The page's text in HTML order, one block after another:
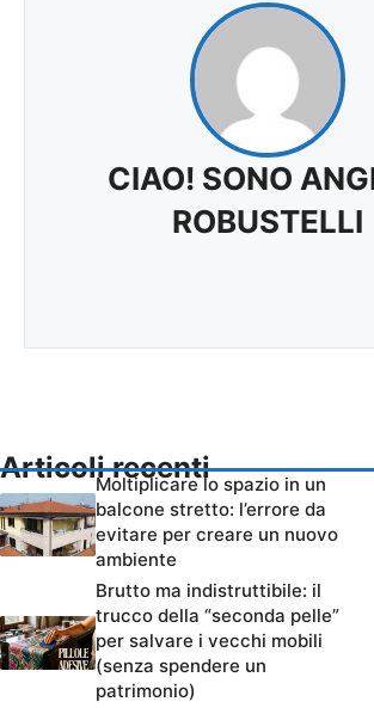
CIAO! SONO
ROBUSTELLI
Articoli recenti
Moltiplicare lo spazio in un
balcone stretto: l’errore da
evitare per creare un nuovo
ambiente
Brutto ma indistruttibile: il
trucco della “seconda pelle”
per salvare i vecchi mobili
(senza spendere un
patrimonio)